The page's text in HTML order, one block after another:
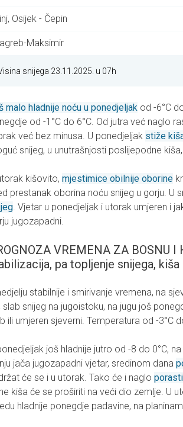
Osijek - Čepin
Maksimir
snijega 23.11.2025. u 07h
malo hladnije noću u ponedjeljak od -6°C
od -1°C do 6°C. Od jutra već naglo
već bez minusa. U ponedjeljak stiže
snijeg, u unutrašnjosti poslijepodne
kišovito, mjestimice obilnije oborine
prestanak oborina noću snijeg u gorju. U
. Vjetar u ponedjeljak i utorak umjeren i
jugozapadni.
VREMENA ZA BOSNU I
pa topljenje snijega, kiša
stabilnije i smirivanje vremena, na
slab snijeg na jugoistoku, na jugu još
ili umjeren sjeverni. Temperatura od -3°C
još hladnije jutro od -8 do 0°C,
jača jugozapadni vjetar, sredinom dana
će se i u utorak. Tako će i naglo
kiša će se proširiti na veći dio zemlje. U
hladnije ponegdje padavine, na